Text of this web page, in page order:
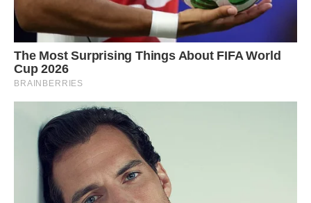
Передрук без посилання на Ibilingua.com. заборонено.
Фото ілюстративне, з вільних джерел, cookpad.com
Сподобалася стаття? Поділіться з друзями на
Facebook!